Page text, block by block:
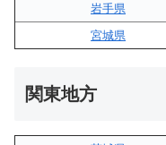
岩手県
宮城県
関東地方